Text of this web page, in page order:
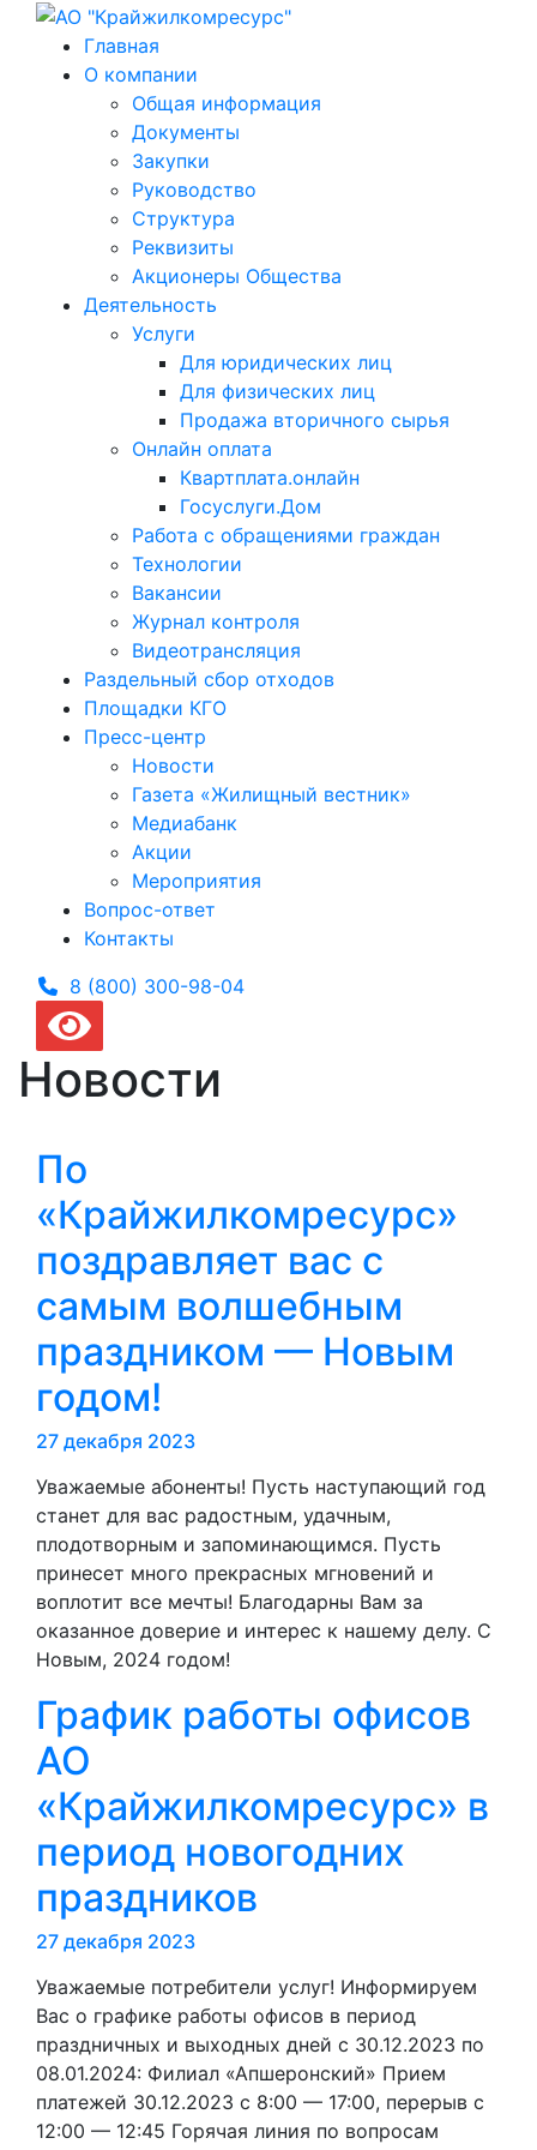
Главная
О компании
Общая информация
Документы
Закупки
Руководство
Структура
Реквизиты
Акционеры Общества
Деятельность
Услуги
Для юридических лиц
Для физических лиц
Продажа вторичного сырья
Онлайн оплата
Квартплата.онлайн
Госуслуги.Дом
Работа с обращениями граждан
Технологии
Вакансии
Журнал контроля
Видеотрансляция
Раздельный сбор отходов
Площадки КГО
Пресс-центр
Новости
Газета «Жилищный вестник»
Медиабанк
Акции
Мероприятия
Вопрос-ответ
Контакты
8 (800) 300-98-04
Новости
По
«Крайжилкомресурс»
поздравляет вас с
самым волшебным
праздником — Новым
годом!
27 декабря 2023
Уважаемые абоненты! Пусть наступающий год
станет для вас радостным, удачным,
плодотворным и запоминающимся. Пусть
принесет много прекрасных мгновений и
воплотит все мечты! Благодарны Вам за
оказанное доверие и интерес к нашему делу. С
Новым, 2024 годом!
График работы офисов
АО
«Крайжилкомресурс» в
период новогодних
праздников
27 декабря 2023
Уважаемые потребители услуг! Информируем
Вас о графике работы офисов в период
праздничных и выходных дней с 30.12.2023 по
08.01.2024: Филиал «Апшеронский» Прием
платежей 30.12.2023 с 8:00 — 17:00, перерыв с
12:00 — 12:45 Горячая линия по вопросам